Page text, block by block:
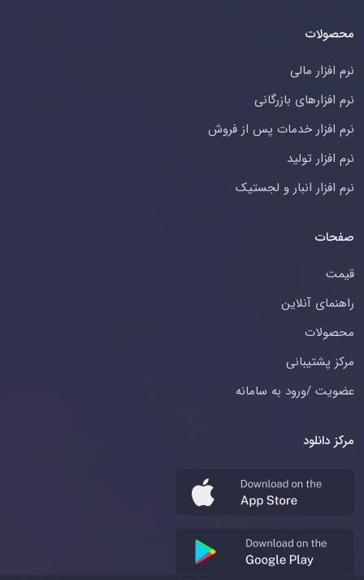
محصولات
نرم افزار مالی
نرم افزارهای بازرگانی
نرم افزار خدمات پس از فروش
نرم افزار تولید
نرم افزار انبار و لجستیک
صفحات
قیمت
راهنمای آنلاین
محصولات
مرکز پشتیبانی
عضویت /ورود به سامانه
مرکز دانلود